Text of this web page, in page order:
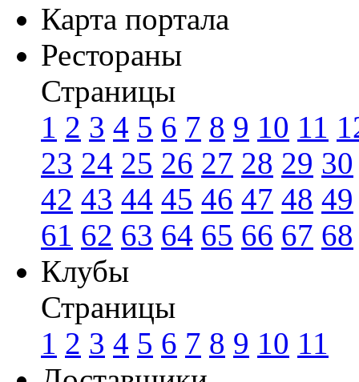
Карта портала
Рестораны
Страницы
1 2 3 4 5 6 7 8 9 10 11
23 24 25 26 27 28 29 30
42 43 44 45 46 47 48 49
61 62 63 64 65 66 67 68
Клубы
Страницы
1 2 3 4 5 6 7 8 9 10 11